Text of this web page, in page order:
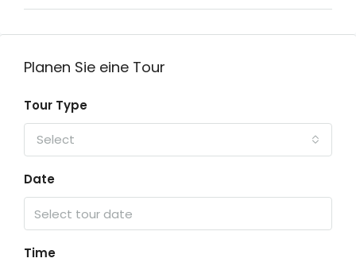
Planen Sie eine Tour
Tour Type
Select
Date
Time